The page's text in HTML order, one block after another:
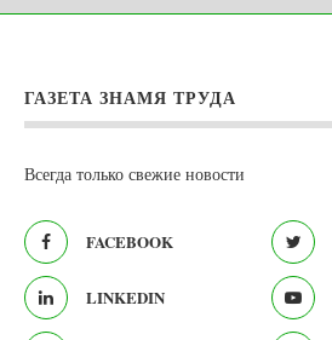
ГАЗЕТА ЗНАМЯ ТРУДА
Всегда только свежие новости
FACEBOOK
LINKEDIN